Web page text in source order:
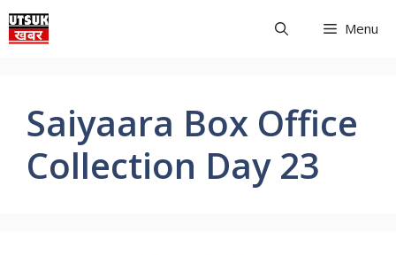
Skip
to
Menu
Saiyaara Box Office
Collection Day 23